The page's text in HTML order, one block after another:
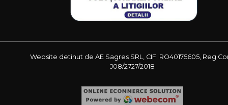
Website detinut de AE Sagres SRL, CIF: RO40175605,
J08/2727/2018